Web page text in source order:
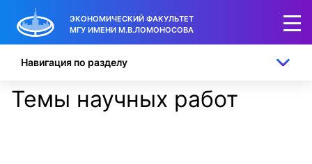
ЭКОНОМИЧЕСКИЙ ФАКУЛЬТЕТ
МГУ ИМЕНИ М.В.ЛОМОНОСОВА
Темы научных работ
Навигация по разделу